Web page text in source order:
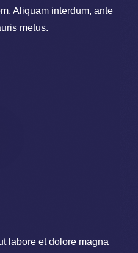
Aliquam interdum, ante
metus.
labore et dolore magna